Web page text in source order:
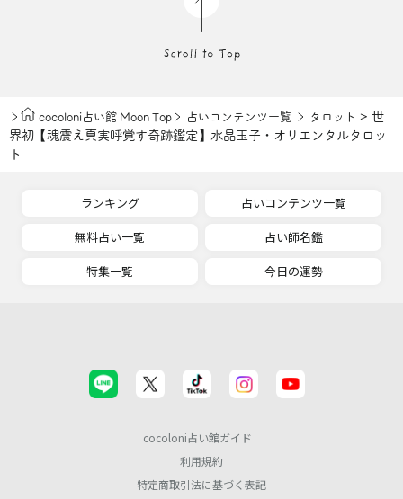
cocoloni占い館 Moon Top 占いコンテンツ一覧 タロット > 世
界初【魂震え真実呼覚す奇跡鑑定】水晶玉子・オリエンタルタロッ
ト
ランキング
占いコンテンツ一覧
無料占い一覧
占い師名鑑
特集一覧
今日の運勢
cocoloni占い館ガイド
利用規約
特定商取引法に基づく表記